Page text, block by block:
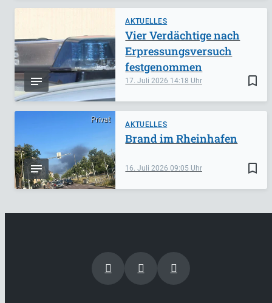
AKTUELLES
bookmark_border
17. Juli 2026 14:18
Vier Verdächtige nach
Erpressungsversuch
festgenommen
Privat
AKTUELLES
bookmark_border
16. Juli 202609:05
Brand im Rheinhafen